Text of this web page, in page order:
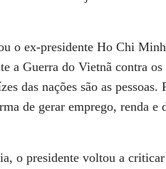
o ex-presidente Ho Chi
a Guerra do Vietnã contra os
das nações são as pessoas.
de gerar emprego, renda e
o presidente voltou a